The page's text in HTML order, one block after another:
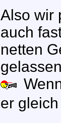
Also wir
auch
netten
er